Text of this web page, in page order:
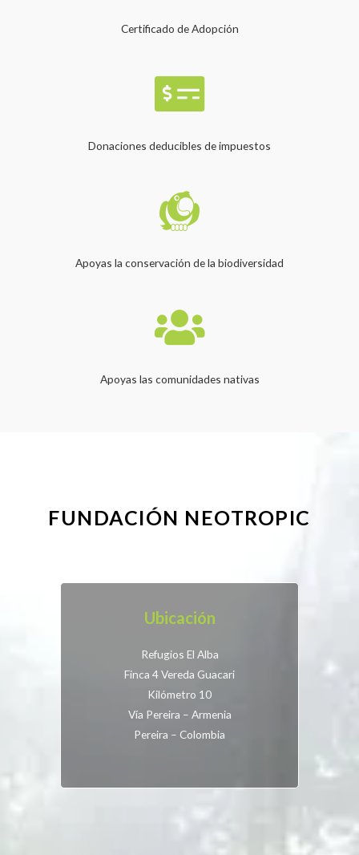
Certificado de Adopción
Donaciones deducibles de impuestos
Apoyas la conservación de la biodiversidad
Apoyas las comunidades nativas
FUNDACIÓN NEOTROPIC
Ubicación
Refugios El Alba
Finca 4 Vereda Guacari
Kilómetro 10
Vía Pereira – Armenia
Pereira – Colombia